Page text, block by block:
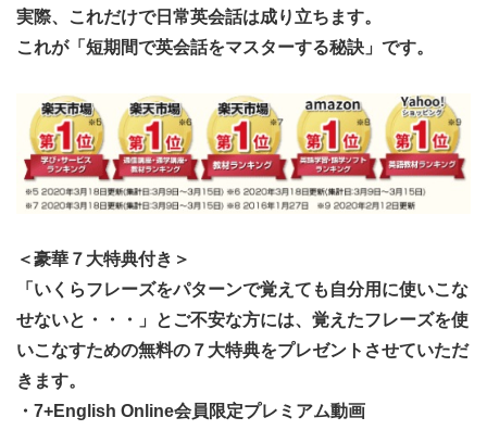
実際、これだけで日常英会話は成り立ちます。
これが「短期間で英会話をマスターする秘訣」です。
＜豪華７大特典付き＞
「いくらフレーズをパターンで覚えても自分用に使いこな
せないと・・・」とご不安な方には、覚えたフレーズを使
いこなすための無料の７大特典をプレゼントさせていただ
きます。
・7+English Online会員限定プレミアム動画